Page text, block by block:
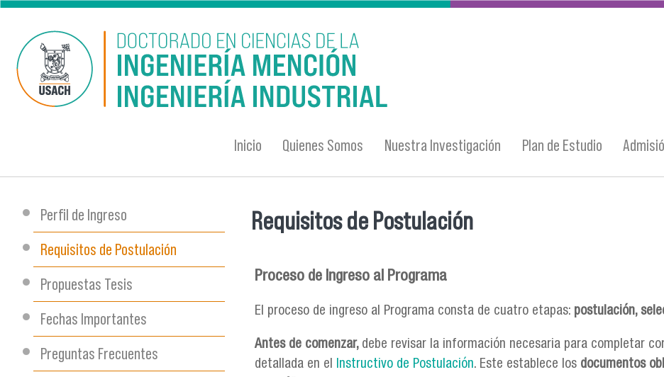
Pasar al contenido principal
Inicio Quienes Somos Nuestra Investigación Plan de Estudio
Perfil de Ingreso
Requisitos de Postulación
Propuestas Tesis
Fechas Importantes
Preguntas Frecuentes
Se encuentra usted aquí
Requisitos de Postulación
Proceso de Ingreso al Programa
El proceso de ingreso al Programa consta de cuatro etapas: postulación,
Antes de comenzar, debe revisar la información necesaria para completar
detallada en el Instructivo de Postulación. Este establece los documentos